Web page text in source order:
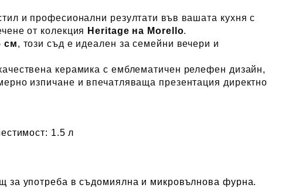
и професионални резултати във вашата кухня с
от колекция Heritage на Morello.
см, този съд е идеален за семейни вечери и
керамика с емблематичен релефен дизайн,
изпичане и впечатляваща презентация директно
1.5 л
за употреба в съдомиялна и микровълнова фурна.